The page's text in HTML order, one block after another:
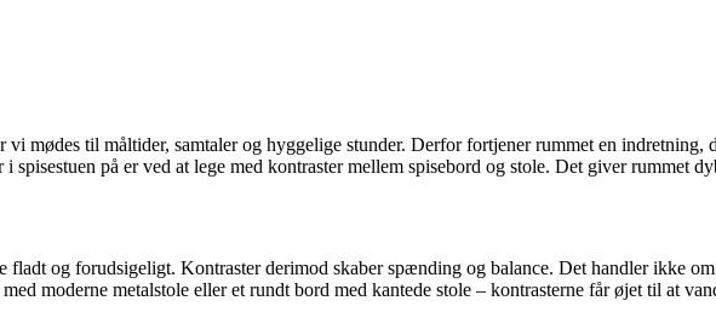
vi mødes til måltider, samtaler og hyggelige stunder. Derfor fortjener rummet en indretning,
på er ved at lege med kontraster mellem spisebord og stole. Det giver rummet
og forudsigeligt. Kontraster derimod skaber spænding og balance. Det handler ikke
moderne metalstole eller et rundt bord med kantede stole – kontrasterne får øjet til at